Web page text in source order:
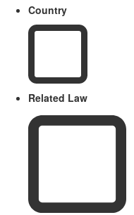
Country
Related Law